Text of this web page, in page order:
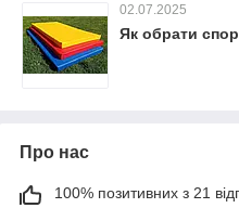
02.07.2025
Як обрати
Про нас
100% позитивних з 21